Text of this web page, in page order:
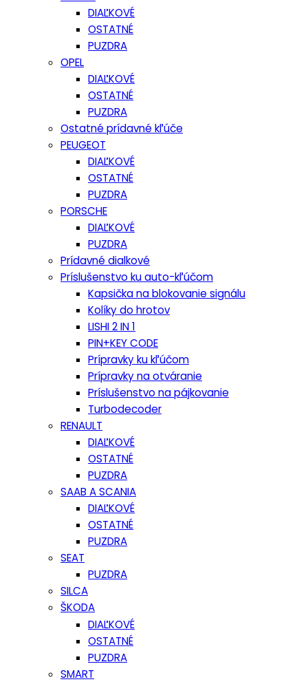
DIAĽKOVÉ
OSTATNÉ
PUZDRA
OPEL
DIAĽKOVÉ
OSTATNÉ
PUZDRA
Ostatné prídavné kľúče
PEUGEOT
DIAĽKOVÉ
OSTATNÉ
PUZDRA
PORSCHE
DIAĽKOVÉ
PUZDRA
Prídavné dialkové
Príslušenstvo ku auto-kľúčom
Kapsička na blokovanie signálu
Kolíky do hrotov
LISHI 2 IN 1
PIN+KEY CODE
Prípravky ku kľúčom
Prípravky na otváranie
Príslušenstvo na pájkovanie
Turbodecoder
RENAULT
DIAĽKOVÉ
OSTATNÉ
PUZDRA
SAAB A SCANIA
DIAĽKOVÉ
OSTATNÉ
PUZDRA
SEAT
PUZDRA
SILCA
ŠKODA
DIAĽKOVÉ
OSTATNÉ
PUZDRA
SMART